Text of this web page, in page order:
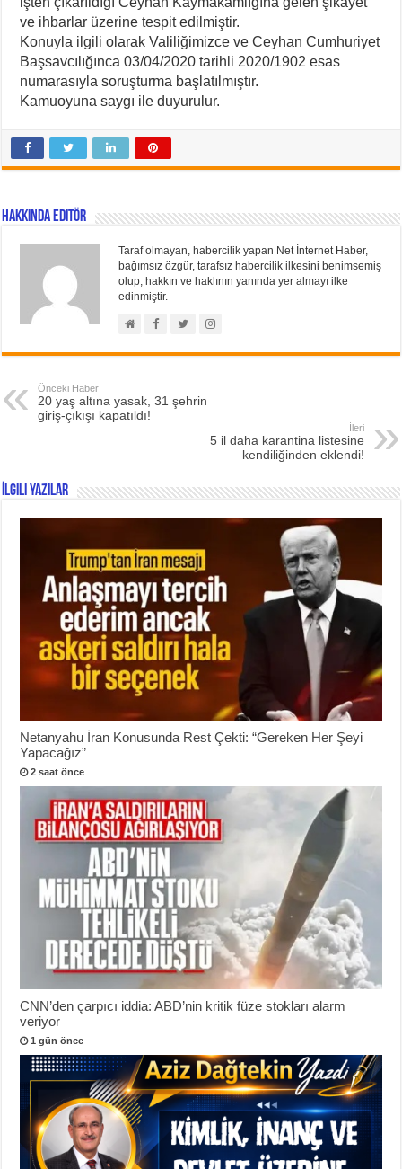
ve ihbarlar üzerine tespit edilmiştir.
Konuyla ilgili olarak Valiliğimizce ve Ceyhan Cumhuriyet
Başsavcılığınca 03/04/2020 tarihli 2020/1902 esas
numarasıyla soruşturma başlatılmıştır.
Kamuoyuna saygı ile duyurulur.
Hakkında Editör
Taraf olmayan, habercilik yapan Net İnternet Haber,
bağımsız özgür, tarafsız habercilik ilkesini benimsemiş
olup, hakkın ve haklının yanında yer almayı ilke
edinmiştir.
Önceki Haber
20 yaş altına yasak, 31 şehrin
giriş-çıkışı kapatıldı!
İleri
5 il daha karantina listesine
kendiliğinden eklendi!
İlgili Yazılar
Netanyahu İran Konusunda Rest Çekti: “Gereken Her Şeyi
Yapacağız”
2 saat önce
CNN’den çarpıcı iddia: ABD’nin kritik füze stokları alarm
veriyor
1 gün önce